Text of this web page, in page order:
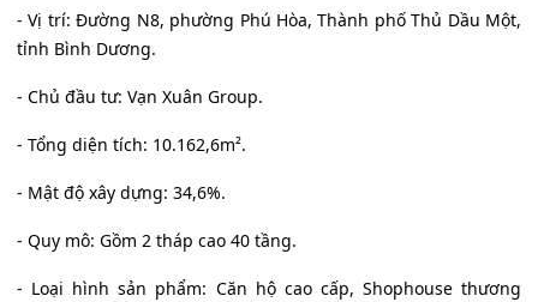
- Vị trí: Đường N8, phường Phú Hòa, Thành phố Thủ Dầu Một,
tỉnh Bình Dương.
- Chủ đầu tư: Vạn Xuân Group.
- Tổng diện tích: 10.162,6m².
- Mật độ xây dựng: 34,6%.
- Quy mô: Gồm 2 tháp cao 40 tầng.
- Loại hình sản phẩm: Căn hộ cao cấp, Shophouse thương